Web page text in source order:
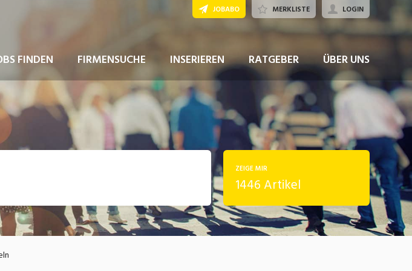
FINDEN FIRMENSUCHE INSERIEREN RATGEBER ÜBER UNS
JOBABO MERKLISTE LOGIN
Bewerbung / Rekrutierung
ZEIGE MIR
1446 Artikel